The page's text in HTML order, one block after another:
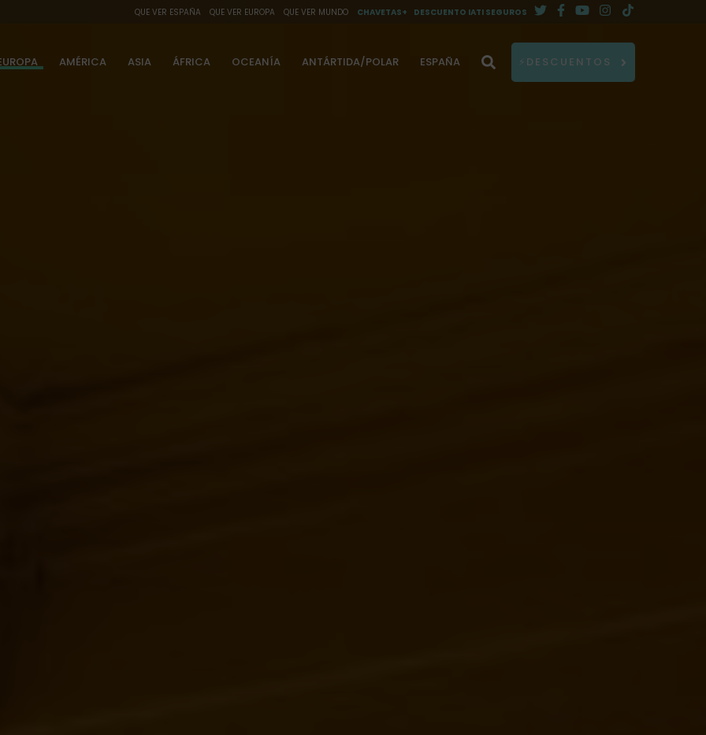
QUE VER ESPAÑA QUE VER EUROPA QUE VER MUNDO CHAVETAS+ DESCUENTO IATI SEGUROS
AMÉRICA ASIA ÁFRICA OCEANÍA ANTÁRTIDA/POLAR ESPAÑA ⚡DESCUENTOS